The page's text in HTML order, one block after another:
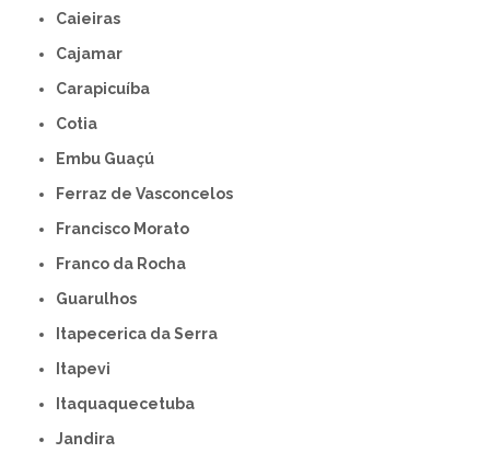
Caieiras
Cajamar
Carapicuíba
Cotia
Embu Guaçú
Ferraz de Vasconcelos
Francisco Morato
Franco da Rocha
Guarulhos
Itapecerica da Serra
Itapevi
Itaquaquecetuba
Jandira